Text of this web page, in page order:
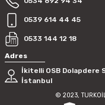
0539 614 44 45
0533 144 12 18
Adres
İkitelli OSB Dolapdere
İstanbul
© 2023,